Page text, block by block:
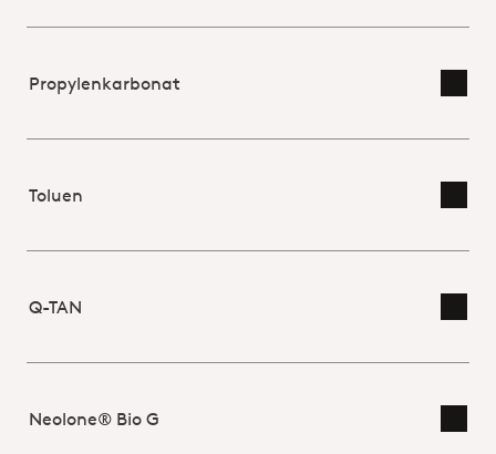
Propylenkarbonat
Toluen
Q-TAN
Neolone® Bio G